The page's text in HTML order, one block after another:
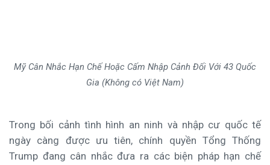
Mỹ Cân Nhắc Hạn Chế Hoặc Cấm Nhập Cảnh Đối Với 43 Quốc
Gia (Không có Việt Nam)
Trong bối cảnh tình hình an ninh và nhập cư quốc tế
ngày càng được ưu tiên, chính quyền Tổng Thống
Trump đang cân nhắc đưa ra các biện pháp hạn chế